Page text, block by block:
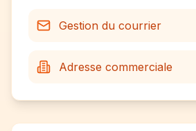
Gestion du courrier
Adresse commerciale